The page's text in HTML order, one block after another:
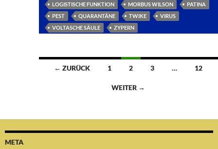
LOGISTISCHE FUNKTION
MORBUS WILSON
PATINA
PEST
QUARANTÄNE TWIKE
VIRUS
VOLTASCHE SÄULE
ZYPERN
Beitragsnavigation
← ZURÜCK 1 2 3 … 12
WEITER →
META